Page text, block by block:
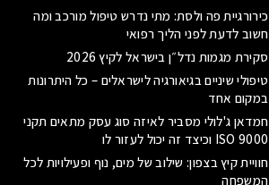
כירורגיית פה ולסת: מתי נדרש טיפול מורכב ומה
חשוב לדעת לפני הליך רפואי
סקירת מגמות נדל״ן בישראל לקיץ 2026
טיפולי שיניים בגיאורגיה לישראלים – כל היתרונות
במקום אחד
חמדאן ג'לולי מסביר לאיזה סוג עסק מתאים תקני
ISO 9000 וכיצד זה יכול לעזור לו
חוויית קיץ בצפון: שילוב של מים, נוף ופעילויות לכל
המשפחה